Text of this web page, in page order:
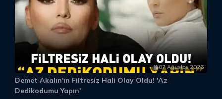
07 Ağustos 2026
Demet Akalın'ın Filtresiz Hali Olay Oldu! 'Az
Dedikodumu Yapın'